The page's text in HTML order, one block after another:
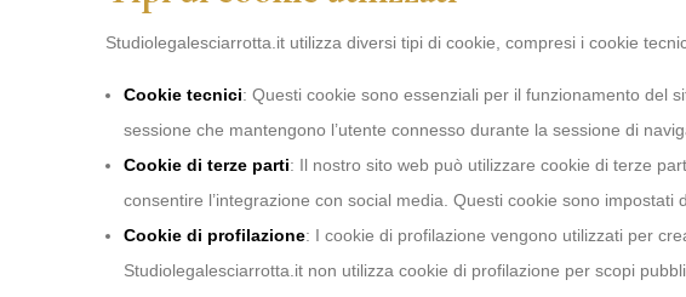
Studiolegalesciarrotta.it utilizza diversi tipi di cookie, compresi i cookie
Cookie tecnici: Questi cookie sono essenziali per il funzionamento del
sessione che mantengono l’utente connesso durante la sessione di
Cookie di terze parti: Il nostro sito web può utilizzare cookie di terze
consentire l’integrazione con social media. Questi cookie sono
Cookie di profilazione: I cookie di profilazione vengono utilizzati per
Studiolegalesciarrotta.it non utilizza cookie di profilazione per scopi